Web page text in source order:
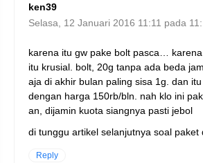
ken39
Selasa, 12 Januari 2016 11:11 pada
karena itu gw pake bolt pasca…
itu krusial. bolt, 20g tanpa ada beda
aja di akhir bulan paling sisa 1g. dan
dengan harga 150rb/bln. nah klo ini
an, dijamin kuota siangnya pasti jebol
di tunggu artikel selanjutnya soal paket
Reply